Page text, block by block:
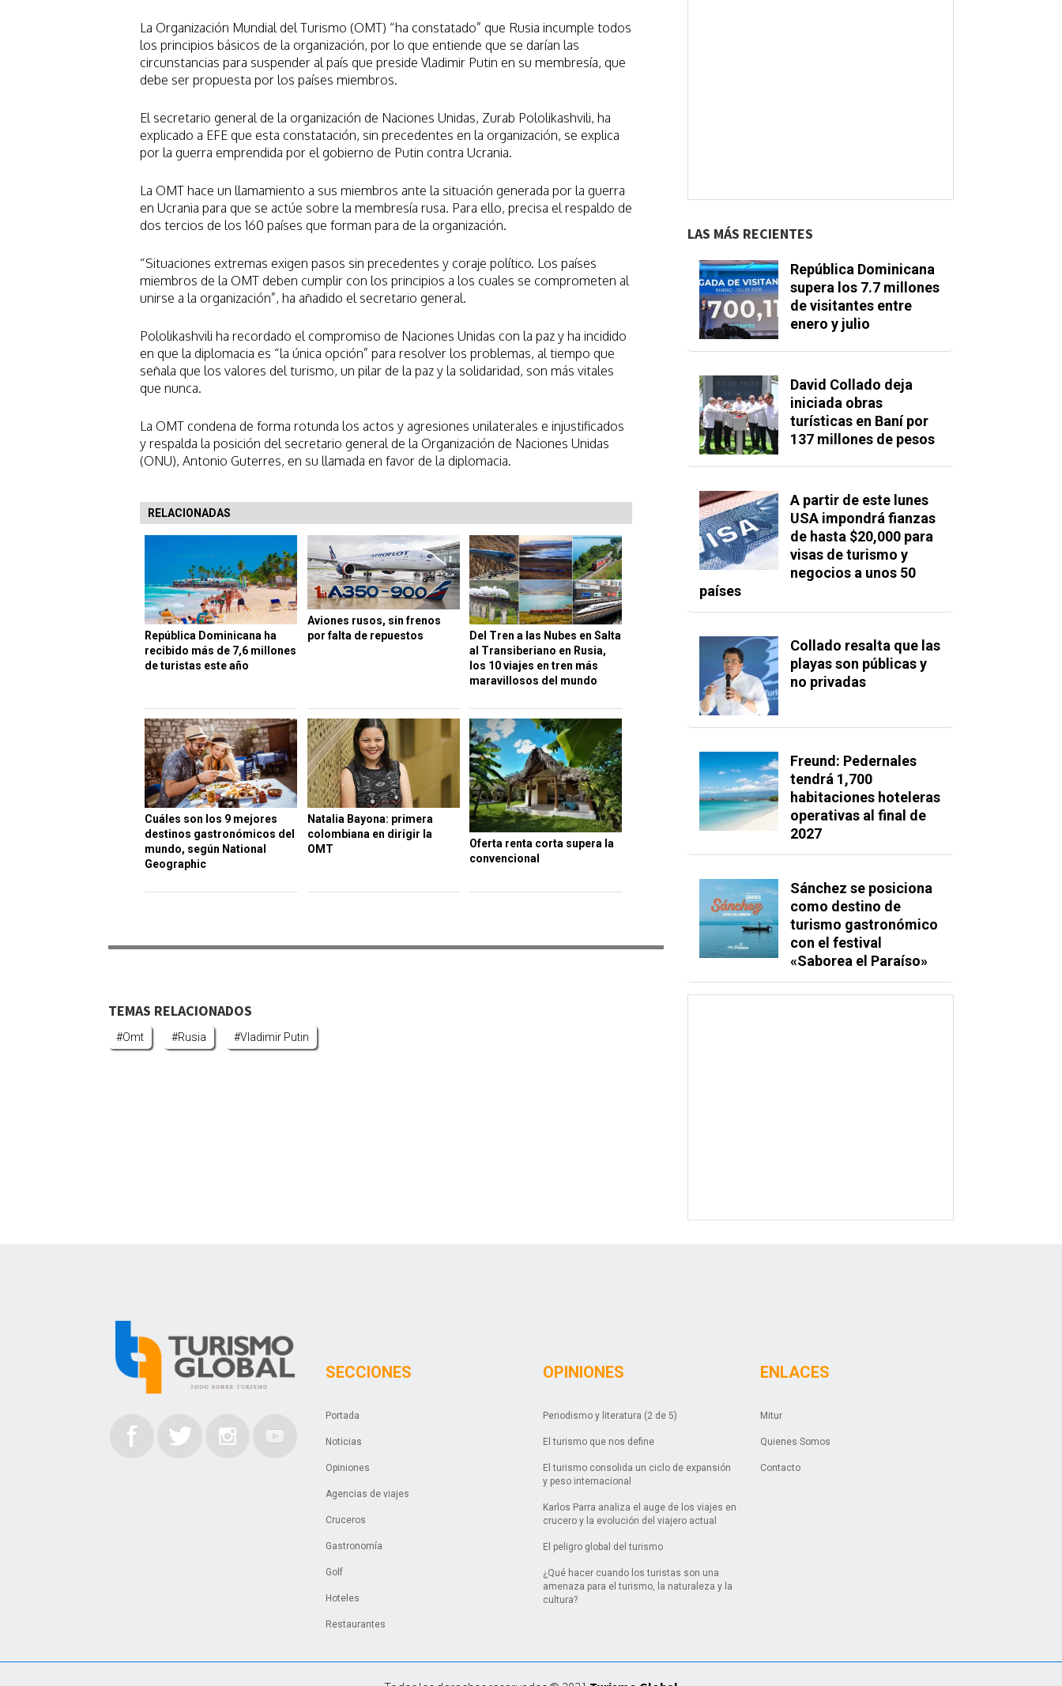
La Organización Mundial del Turismo (OMT) “ha constatado” que Rusia incumple todos
los principios básicos de la organización, por lo que entiende que se darían las
circunstancias para suspender al país que preside Vladimir Putin en su membresía, que
debe ser propuesta por los países miembros.
El secretario general de la organización de Naciones Unidas, Zurab Pololikashvili, ha
explicado a EFE que esta constatación, sin precedentes en la organización, se explica
por la guerra emprendida por el gobierno de Putin contra Ucrania.
La OMT hace un llamamiento a sus miembros ante la situación generada por la guerra
en Ucrania para que se actúe sobre la membresía rusa. Para ello, precisa el respaldo de
dos tercios de los 160 países que forman para de la organización.
“Situaciones extremas exigen pasos sin precedentes y coraje político. Los países
miembros de la OMT deben cumplir con los principios a los cuales se comprometen al
unirse a la organización”, ha añadido el secretario general.
Pololikashvili ha recordado el compromiso de Naciones Unidas con la paz y ha incidido
en que la diplomacia es “la única opción” para resolver los problemas, al tiempo que
señala que los valores del turismo, un pilar de la paz y la solidaridad, son más vitales
que nunca.
La OMT condena de forma rotunda los actos y agresiones unilaterales e injustificados
y respalda la posición del secretario general de la Organización de Naciones Unidas
(ONU), Antonio Guterres, en su llamada en favor de la diplomacia.
RELACIONADAS
República Dominicana ha
recibido más de 7,6 millones
de turistas este año
Aviones rusos, sin frenos
por falta de repuestos
Del Tren a las Nubes en Salta
al Transiberiano en Rusia,
los 10 viajes en tren más
maravillosos del mundo
Cuáles son los 9 mejores
destinos gastronómicos del
mundo, según National
Geographic
Natalia Bayona: primera
colombiana en dirigir la
OMT
Oferta renta corta supera la
convencional
TEMAS RELACIONADOS
#omt #rusia #vladimir Putin
LAS MÁS RECIENTES
República Dominicana
supera los 7.7 millones
de visitantes entre
enero y julio
David Collado deja
iniciada obras
turísticas en Baní por
137 millones de pesos
A partir de este lunes
USA impondrá fianzas
de hasta $20,000 para
visas de turismo y
negocios a unos 50
países
Collado resalta que las
playas son públicas y
no privadas
Freund: Pedernales
tendrá 1,700
habitaciones hoteleras
operativas al final de
2027
Sánchez se posiciona
como destino de
turismo gastronómico
con el festival
«Saborea el Paraíso»
SECCIONES
Portada
Noticias
Opiniones
Agencias de viajes
Cruceros
Gastronomía
Golf
Hoteles
Restaurantes
OPINIONES
Periodismo y literatura (2 de 5)
El turismo que nos define
El turismo consolida un ciclo de expansión
y peso internacional
Karlos Parra analiza el auge de los viajes en
crucero y la evolución del viajero actual
El peligro global del turismo
¿Qué hacer cuando los turistas son una
amenaza para el turismo, la naturaleza y la
cultura?
ENLACES
Mitur
Quienes Somos
Contacto